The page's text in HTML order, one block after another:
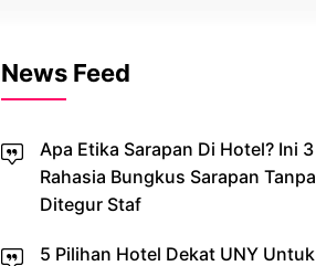
News Feed
Apa Etika Sarapan Di Hotel? Ini 3
Rahasia Bungkus Sarapan Tanpa
Ditegur Staf
5 Pilihan Hotel Dekat UNY Untuk